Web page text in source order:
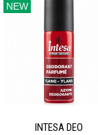
NEW
INTESA DEO